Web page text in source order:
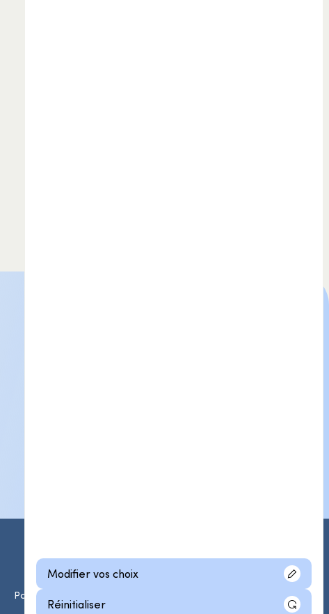
Modifier vos choix
Réinitialiser
Politique de confidentialité
© 2026 Collecto. Tous droits réservés.